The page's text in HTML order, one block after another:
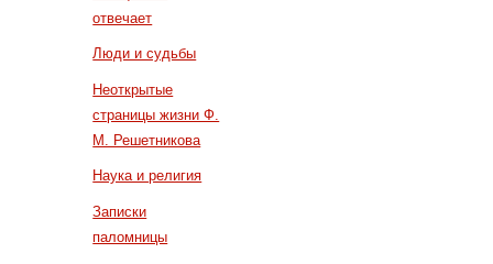
отвечает
Люди и судьбы
Неоткрытые
страницы жизни Ф.
М. Решетникова
Наука и религия
Записки
паломницы